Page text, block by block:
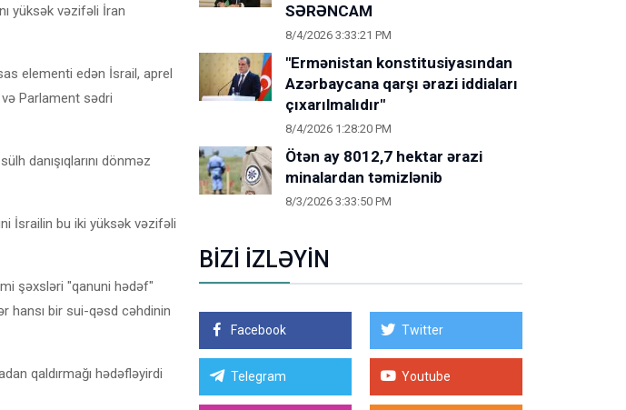
yüksək vəzifəli İran
elementi edən İsrail, aprel
Parlament sədri
danışıqlarını dönməz
İsrailin bu iki yüksək vəzifəli
şəxsləri "qanuni hədəf"
hansı bir sui-qəsd cəhdinin
qaldırmağı hədəfləyirdi
SƏRƏNCAM
8/4/2026 3:33:21 PM
"Ermənistan konstitusiyasından
Azərbaycana qarşı ərazi iddiaları
çıxarılmalıdır"
8/4/2026 1:28:20 PM
Ötən ay 8012,7 hektar ərazi
minalardan təmizlənib
8/3/2026 3:33:50 PM
BİZİ İZLƏYİN
Facebook Twitter
Telegram Youtube